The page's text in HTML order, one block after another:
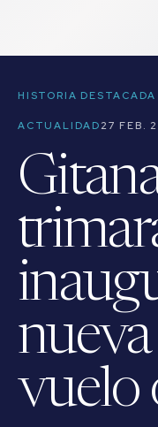
HISTORIA DESTACADA
ACTUALIDAD 27 FEB.
vuelo